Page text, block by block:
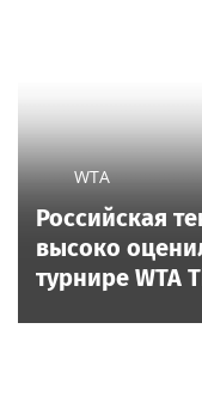
WTA
Российская
высоко
турнире WTA